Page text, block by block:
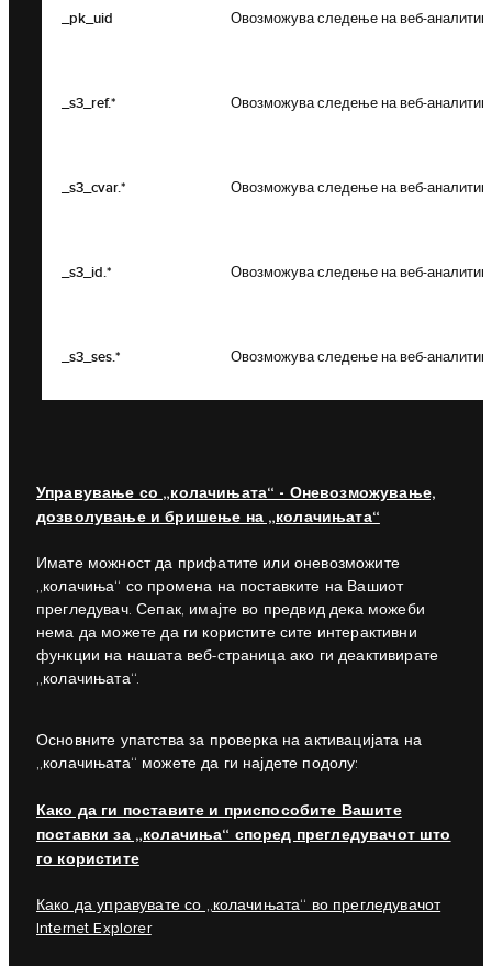
_pk_uid Овозможува следење на веб-
_s3_ref.* Овозможува следење на веб-
_s3_cvar.* Овозможува следење на веб-
_s3_id.* Овозможува следење на веб-
_s3_ses.* Овозможува следење на веб-
Управување со „колачињата“ - Оневозможување,
дозволување и бришење на „колачињата“
Имате можност да прифатите или оневозможите
„колачиња“ со промена на поставките на Вашиот
прегледувач. Сепак, имајте во предвид дека можеби
нема да можете да ги користите сите интерактивни
функции на нашата веб-страница ако ги деактивирате
„колачињата“.
Основните упатства за проверка на активацијата на
„колачињата“ можете да ги најдете подолу:
Како да ги поставите и приспособите Вашите
поставки за „колачиња“ според прегледувачот што
го користите
Како да управувате со „колачињата“ во прегледувачот
Internet Explorer